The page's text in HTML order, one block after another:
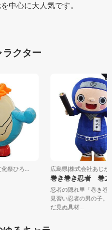
中心に大人気です。
ラクター
化祭ひろ... 広島県|株式会社あじ
巻き巻き忍者 巻
忍者の隠れ里「巻き
見習い忍者の男の子
だ見ぬ具材...